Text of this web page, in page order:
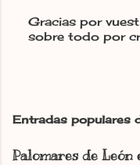
P
a
u
Gracias por
sobre todo por
Entradas populares
Palomares de León